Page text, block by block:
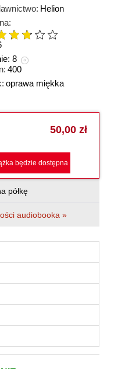
Helion
8
400
oprawa miękka
50,00 zł
będzie dostępna
półkę
audiobooka »